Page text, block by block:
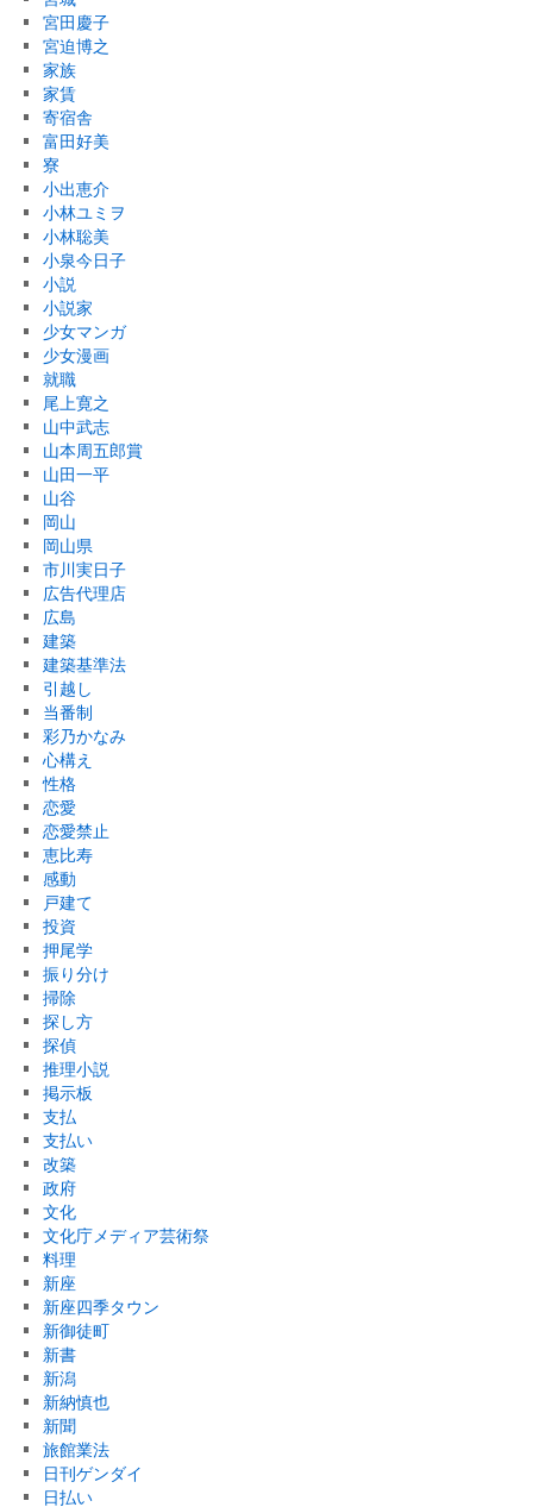
宮田慶子
宮迫博之
家族
家賃
寄宿舎
富田好美
寮
小出恵介
小林ユミヲ
小林聡美
小泉今日子
小説
小説家
少女マンガ
少女漫画
就職
尾上寛之
山中武志
山本周五郎賞
山田一平
山谷
岡山
岡山県
市川実日子
広告代理店
広島
建築
建築基準法
引越し
当番制
彩乃かなみ
心構え
性格
恋愛
恋愛禁止
恵比寿
感動
戸建て
投資
押尾学
振り分け
掃除
探し方
探偵
推理小説
掲示板
支払
支払い
改築
政府
文化
文化庁メディア芸術祭
料理
新座
新座四季タウン
新御徒町
新書
新潟
新納慎也
新聞
旅館業法
日刊ゲンダイ
日払い